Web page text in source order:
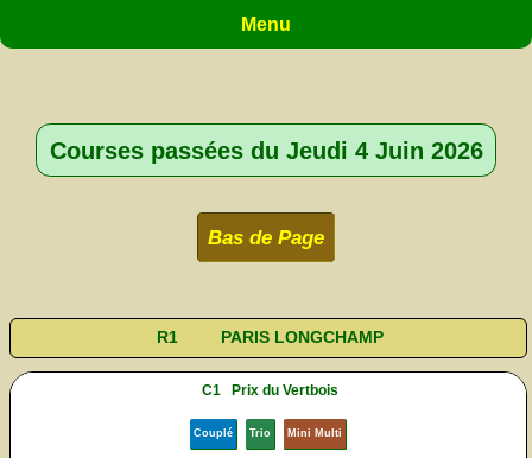
Menu
Courses passées du Jeudi 4 Juin 2026
Bas de Page
R1 PARIS LONGCHAMP
C1 Prix du Vertbois
Couplé Trio Mini Multi